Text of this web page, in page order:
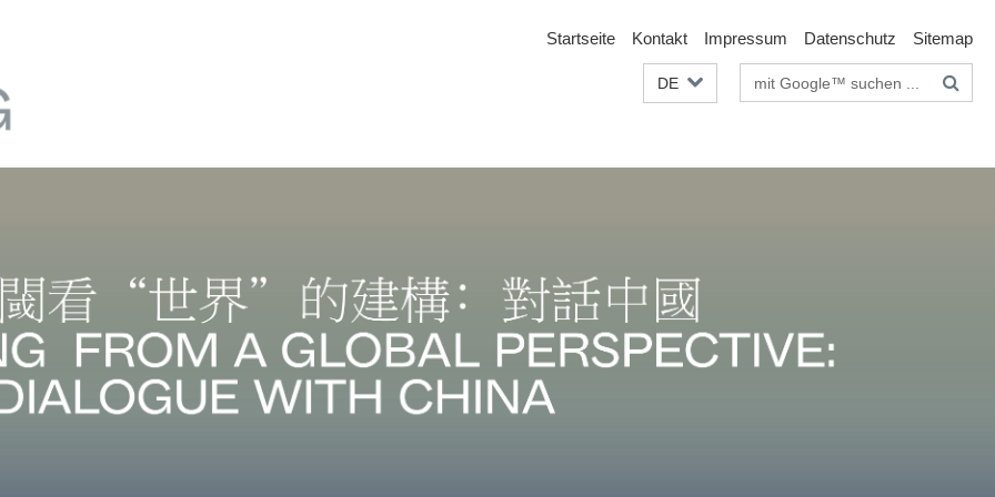
Startseite Kontakt Impressum Datenschutz Sitemap
DE Suchbegriffe